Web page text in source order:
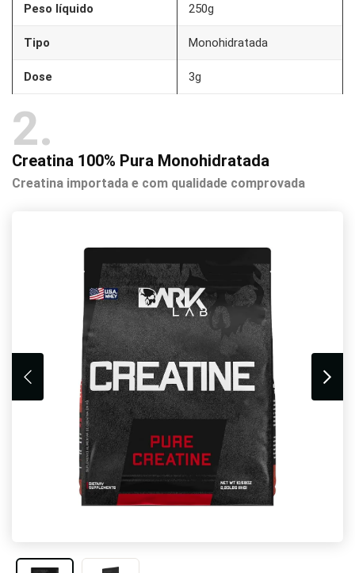
Peso líquido 250g
Tipo Monohidratada
Dose 3g
2
Creatina 100% Pura Monohidratada
Creatina importada e com qualidade comprovada